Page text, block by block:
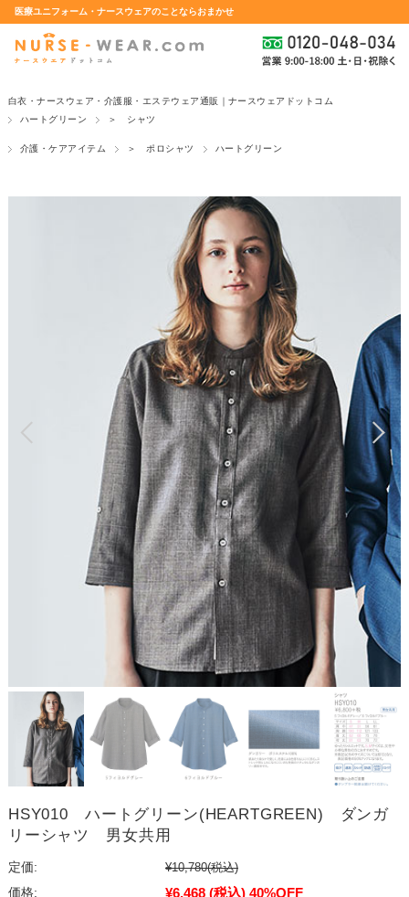
医療ユニフォーム・ナースウェアのことならおまかせ
白衣・ナースウェア・介護服・エステウェア通販｜ナースウェアドットコム
ハートグリーン
＞ シャツ
介護・ケアアイテム ＞ ポロシャツ ハートグリーン
HSY010 ハートグリーン(HEARTGREEN) ダンガ
リーシャツ 男女共用
定価: ¥10,780(税込)
価格:
¥6,468 (税込) 40%OFF